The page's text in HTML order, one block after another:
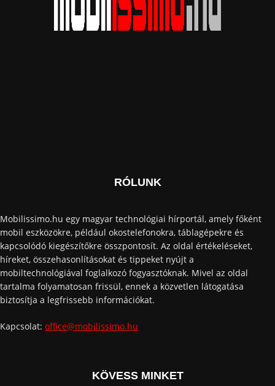
RÓLUNK
Mobilissimo.hu egy magyar technológiai hírportál, amely főként
mobil eszközökre, például okostelefonokra, táblagépekre és
kapcsolódó kiegészítőkre összpontosít. Az oldal értékeléseket,
híreket, összehasonlításokat és tippeket nyújt a
mobiltechnológiával foglalkozó fogyasztóknak. Mivel az oldal
tartalma folyamatosan frissül, ennek a közvetlen látogatása
biztosítja a legfrissebb információkat.
Kapcsolat: office@mobilissimo.hu
KÖVESS MINKET